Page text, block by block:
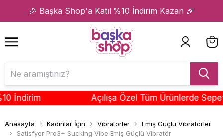
🎉 Başka Shop'a Katıl %10 İndirim Kazan 🎉
1 2
Açılışa Özel Tüm Ürünlerde Sepette
Anasayfa Kadınlar İçin Vibratörler
Emiş Güçlü Vibratörler
Satisfyer Pro3+ Sucking Vibe Emiş Güçlü Vibratör